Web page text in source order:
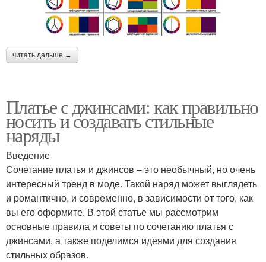
читать дальше →
Платье с джинсами: как правильно
носить и создавать стильные
наряды
Введение
Сочетание платья и джинсов – это необычный, но очень
интересный тренд в моде. Такой наряд может выглядеть
и романтично, и современно, в зависимости от того, как
вы его оформите. В этой статье мы рассмотрим
основные правила и советы по сочетанию платья с
джинсами, а также поделимся идеями для создания
стильных образов.